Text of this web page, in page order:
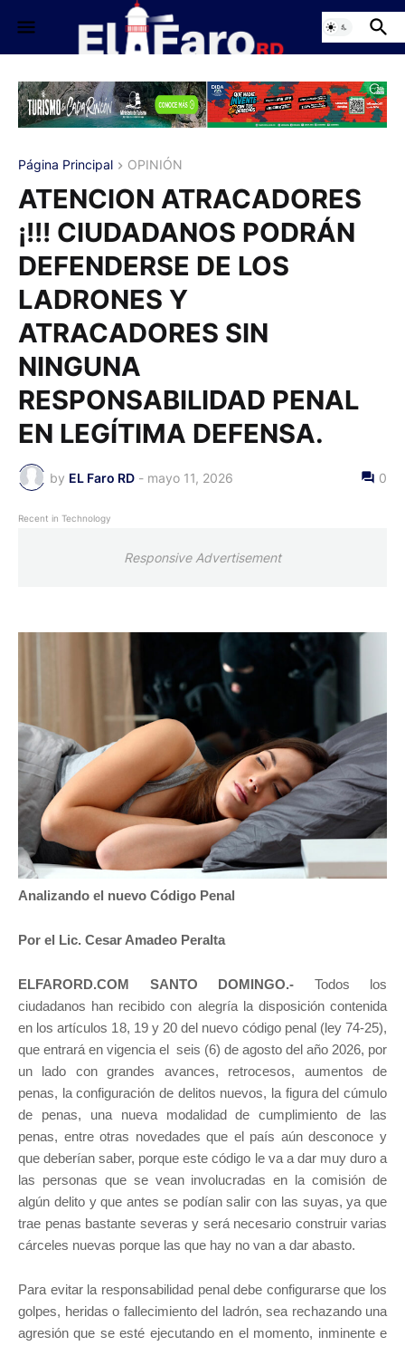
Página Principal OPINIÓN
ATENCION ATRACADORES
¡!!! CIUDADANOS PODRÁN
DEFENDERSE DE LOS
LADRONES Y
ATRACADORES SIN
NINGUNA
RESPONSABILIDAD PENAL
EN LEGÍTIMA DEFENSA.
by EL Faro RD - mayo 11, 2026 0
Recent in Technology
Responsive Advertisement
Analizando el nuevo Código Penal
Por el Lic. Cesar Amadeo Peralta
ELFARORD.COM SANTO DOMINGO.- Todos los
ciudadanos han recibido con alegría la disposición contenida
en los artículos 18, 19 y 20 del nuevo código penal (ley 74-25),
que entrará en vigencia el seis (6) de agosto del año 2026, por
un lado con grandes avances, retrocesos, aumentos de
penas, la configuración de delitos nuevos, la figura del cúmulo
de penas, una nueva modalidad de cumplimiento de las
penas, entre otras novedades que el país aún desconoce y
que deberían saber, porque este código le va a dar muy duro a
las personas que se vean involucradas en la comisión de
algún delito y que antes se podían salir con las suyas, ya que
trae penas bastante severas y será necesario construir varias
cárceles nuevas porque las que hay no van a dar abasto.
Para evitar la responsabilidad penal debe configurarse que los
golpes, heridas o fallecimiento del ladrón, sea rechazando una
agresión que se esté ejecutando en el momento, inminente e